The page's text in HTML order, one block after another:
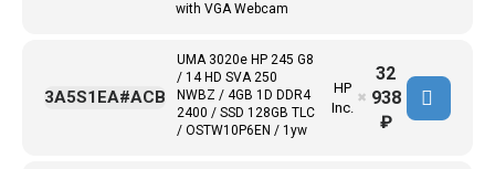
with VGA Webcam
UMA 3020e HP 245 G8
/ 14 HD SVA 250
NWBZ / 4GB 1D DDR4
2400 / SSD 128GB TLC
/ OSTW10P6EN / 1yw
HP
Inc.
3A5S1EA#ACB ✖
32
938
₽